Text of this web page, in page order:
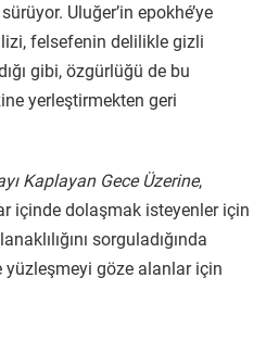
Uluğer’in epokhé’ye
felsefenin delilikle gizli
gibi, özgürlüğü de bu
yerleştirmekten geri
Kaplayan Gece Üzerine,
içinde dolaşmak isteyenler için
sorguladığında
yüzleşmeyi göze alanlar için